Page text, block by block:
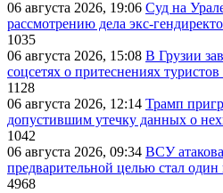
06 августа 2026, 19:06 Суд на
рассмотрению дела экс-
1035
06 августа 2026, 15:08 В Грузии
соцсетях о притеснениях
1128
06 августа 2026, 12:14 Трамп
допустившим утечку данных о
1042
06 августа 2026, 09:34 ВСУ
предварительной целью стал
4968